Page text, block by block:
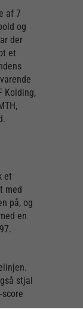
af 7
og
der
et
Kolding,
et
med
på, og
en
stjal